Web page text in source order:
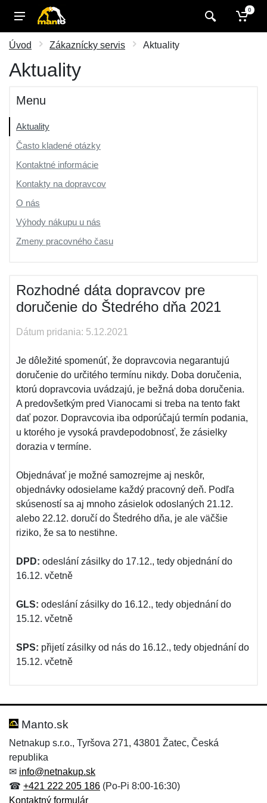
0
Úvod Zákaznícky servis Aktuality
Aktuality
Menu
Aktuality
Často kladené otázky
Kontaktné informácie
Kontakty na dopravcov
O nás
Výhody nákupu u nás
Zmeny pracovného času
Rozhodné dáta dopravcov pre
doručenie do Štedrého dňa 2021
Dátum pridania: 5.12.2021
Je dôležité spomenúť, že dopravcovia negarantujú
doručenie do určitého termínu nikdy. Doba doručenia,
ktorú dopravcovia uvádzajú, je bežná doba doručenia.
A predovšetkým pred Vianocami si treba na tento fakt
dať pozor. Dopravcovia iba odporúčajú termín podania,
u ktorého je vysoká pravdepodobnosť, že zásielky
dorazia v termíne.
Objednávať je možné samozrejme aj neskôr,
objednávky odosielame každý pracovný deň. Podľa
skúseností sa aj mnoho zásielok odoslaných 21.12.
alebo 22.12. doručí do Štedrého dňa, je ale väčšie
riziko, že sa to nestihne.
DPD: odeslání zásilky do 17.12., tedy objednání do
16.12. včetně
GLS: odeslání zásilky do 16.12., tedy objednání do
15.12. včetně
SPS: přijetí zásilky od nás do 16.12., tedy objednání do
15.12. včetně
Manto.sk
Netnakup s.r.o., Tyršova 271, 43801 Žatec, Česká
republika
✉ info@netnakup.sk
☎ +421 222 205 186 (Po-Pi 8:00-16:30)
Kontaktný formulár